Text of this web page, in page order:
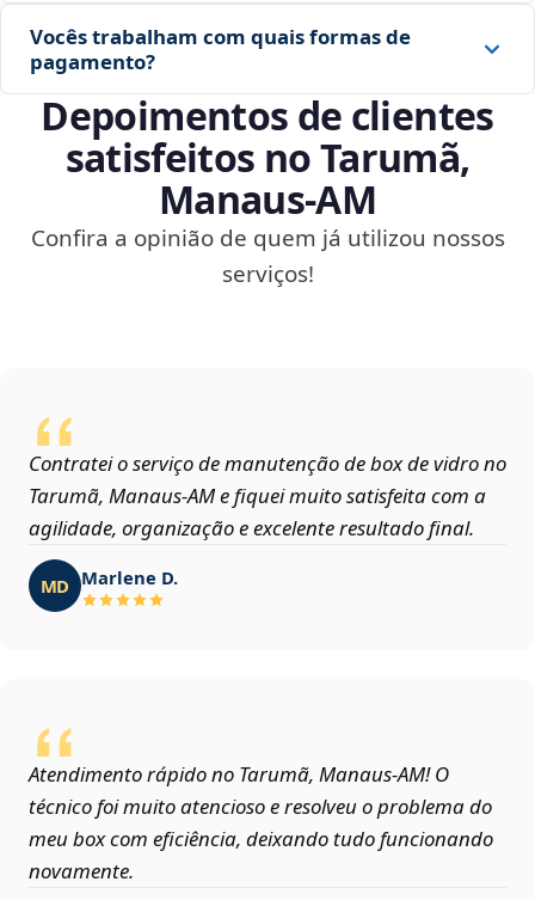
Vocês trabalham com quais formas de
pagamento?
Depoimentos de clientes
satisfeitos no Tarumã,
Manaus‑AM
Confira a opinião de quem já utilizou nossos
serviços!
Contratei o serviço de manutenção de box de vidro no
Tarumã, Manaus‑AM e fiquei muito satisfeita com a
agilidade, organização e excelente resultado final.
MD Marlene D.
Atendimento rápido no Tarumã, Manaus‑AM! O
técnico foi muito atencioso e resolveu o problema do
meu box com eficiência, deixando tudo funcionando
novamente.